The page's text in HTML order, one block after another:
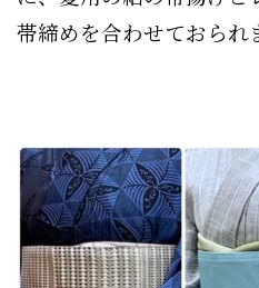
帯締めを合わせておられ